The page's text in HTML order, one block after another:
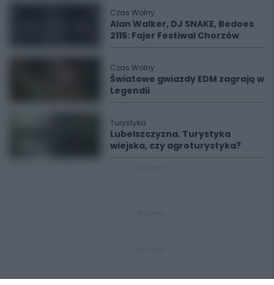
Czas Wolny
Alan Walker, DJ SNAKE, Bedoes
2115: Fajer Festiwal Chorzów
Czas Wolny
Światowe gwiazdy EDM zagrają w
Legendii
Turystyka
Lubelszczyzna. Turystyka
wiejska, czy agroturystyka?